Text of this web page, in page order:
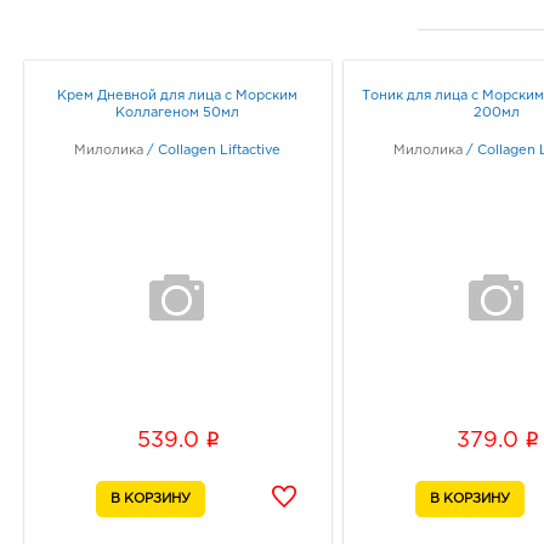
Крем Дневной для лица с Морским
Коллагеном 50мл
Милолика /Collagen Liftactive
539.0 i
Тоник для лица с
200мл
Милолика /Collagen
379.0 i